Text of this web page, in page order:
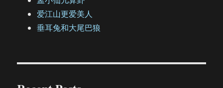
爱江山更爱美人
垂耳兔和大尾巴狼